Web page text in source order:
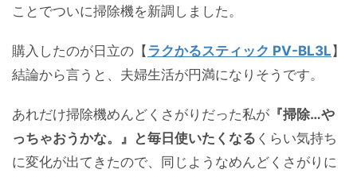
ことでついに掃除機を新調しました。
購入したのが日立の【 ラクかるスティック PV-BL3L 】
結論から言うと、夫婦生活が円満になりそうです。
あれだけ掃除機めんどくさがりだった私が 『掃除…や
っちゃおうかな。』と毎日使いたくなる くらい気持ち
に変化が出てきたので、同じようなめんどくさがりに